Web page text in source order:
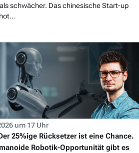
schwächer. Das chinesische Start-up
um 17 Uhr
25%ige Rücksetzer ist eine Chance.
Robotik-Opportunität gibt es